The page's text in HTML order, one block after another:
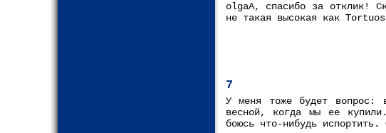
olgaA, спасибо за отклик!
не такая высокая как
7
У меня тоже будет
весной, когда мы ее
боюсь что-нибудь